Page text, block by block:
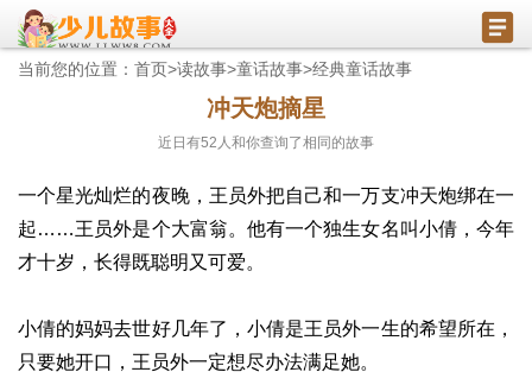
当前您的位置： 首页>读故事>童话故事>经典童话故事
冲天炮摘星
近日有52 人和你查询了相同的故事
一个星光灿烂的夜晚，王员外把自己和一万支冲天炮绑在一
起……王员外是个大富翁。他有一个独生女名叫小倩，今年
才十岁，长得既聪明又可爱。
小倩的妈妈去世好几年了，小倩是王员外一生的希望所在，
只要她开口，王员外一定想尽办法满足她。